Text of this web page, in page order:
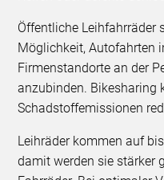
Öffentliche Leihfahrräder
Möglichkeit, Autofahrten
Firmenstandorte an der
anzubinden. Bikesharing
Schadstoffemissionen
Leihräder kommen auf
damit werden sie stärker